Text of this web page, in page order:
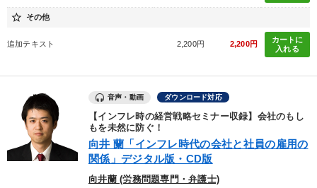
star_border その他
追加テキスト 2,200円 2,200円
カートに
入れる
音声・動画 ダウンロード対応
【インフレ時の経営戦略セミナー収録】会社のもし
もを未然に防ぐ！
向井 蘭「インフレ時代の会社と社員の雇用の
関係」デジタル版・CD版
向井蘭 (労務問題専門・弁護士)